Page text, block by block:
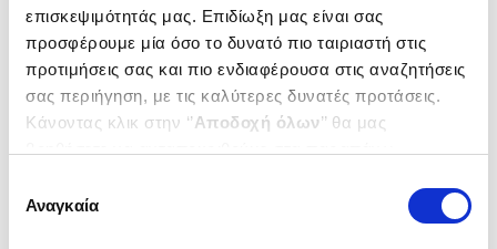
επισκεψιμότητάς μας. Επιδίωξη μας είναι σας
προσφέρουμε μία όσο το δυνατό πιο ταιριαστή στις
προτιμήσεις σας και πιο ενδιαφέρουσα στις αναζητήσεις
σας περιήγηση, με τις καλύτερες δυνατές προτάσεις.
Κάνοντας κλικ στην ‘’Αποδοχή όλων’’ θα μας
ενδιαφέρουν και να επιλέξετε από τα παρακάτω με την
΄΄και να ενημερωθείτε σχετικά με
συγκατάθεσης
Αναγκαία